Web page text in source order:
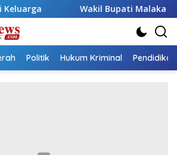
Wakil Bupati Malaka HMS Tinjau
Politik Hukum Kriminal Pendidikan